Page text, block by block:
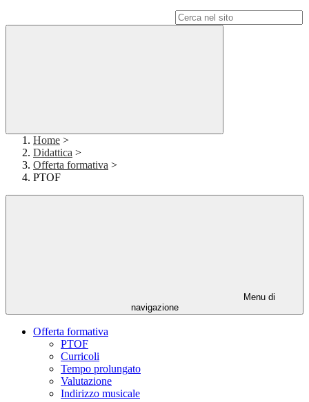
Home >
Didattica >
Offerta formativa >
PTOF
Menu di
navigazione
Offerta formativa
PTOF
Curricoli
Tempo prolungato
Valutazione
Indirizzo musicale